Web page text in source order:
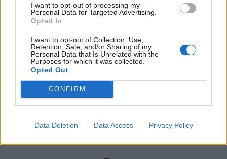
I want to opt-out of processing my
Personal Data for Targeted Advertising.
Opted In
I want to opt-out of Collection, Use,
Retention, Sale, and/or Sharing of my
Personal Data that Is Unrelated with the
Purposes for which it was collected.
Opted Out
CONFIRM
Data Deletion Data Access Privacy Policy
TP Greece: Πώς διαμορφώνεται το
μέλλον του Insurance στην εποχή του AI